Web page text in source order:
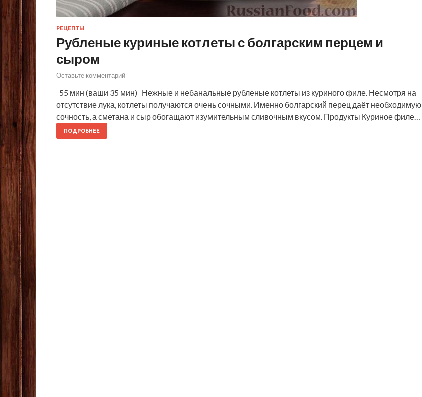
РЕЦЕПТЫ
Рубленые куриные котлеты с болгарским перцем и
сыром
Оставьте комментарий
55 мин (ваши 35 мин) Нежные и небанальные рубленые котлеты из куриного филе. Несмотря на
отсутствие лука, котлеты получаются очень сочными. Именно болгарский перец даёт необходимую
сочность, а сметана и сыр обогащают изумительным сливочным вкусом. Продукты Куриное филе…
ПОДРОБНЕЕ